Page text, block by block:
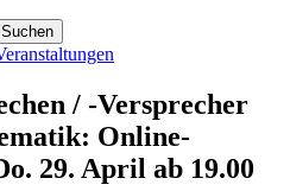
/ -Versprecher
Online-
29. April ab 19.00